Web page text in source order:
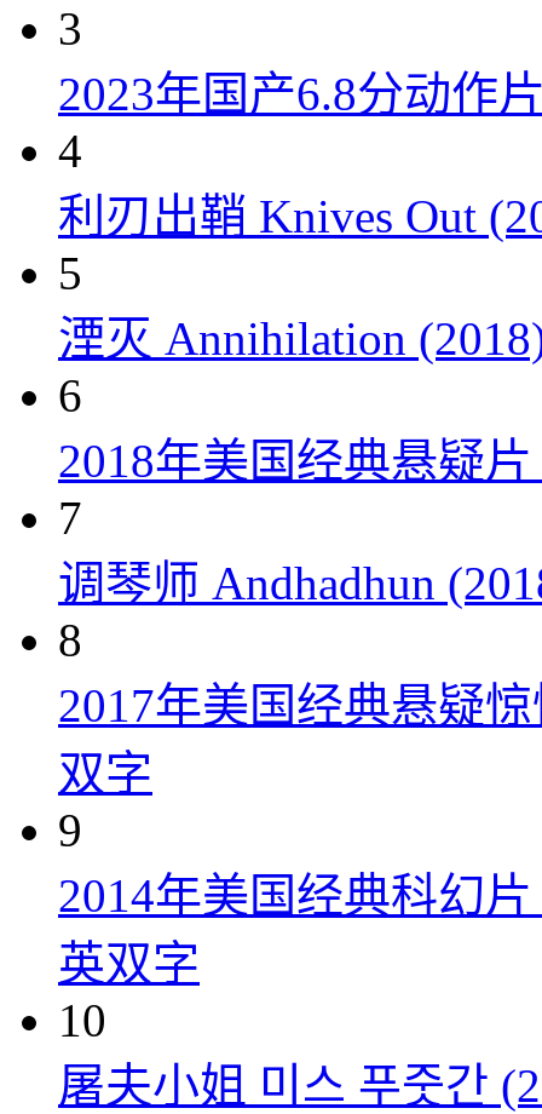
3
2023年国产6.8分动作
4
利刃出鞘 Knives Out
5
湮灭 Annihilation
6
2018年美国经典悬疑
7
调琴师 Andhadhun
8
2017年美国经典悬疑
双字
9
2014年美国经典科幻
英双字
10
屠夫小姐 미스 푸줏간